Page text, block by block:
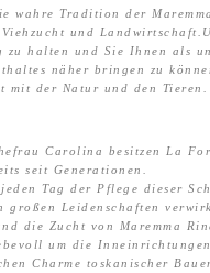
wahre Tradition der
und
halten und Sie Ihnen als
näher bringen zu
mit der Natur und den Tieren.
Carolina besitzen La
seit Generationen.
Tag der Pflege dieser
großen Leidenschaften
die Zucht von Maremma
um die Inneinrichtungen
Charme toskanischer